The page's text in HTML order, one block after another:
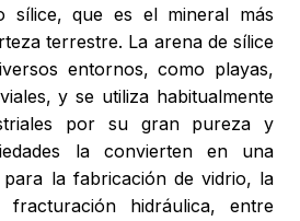
sílice, que es el mineral más
terrestre. La arena de sílice
entornos, como playas,
y se utiliza habitualmente
por su gran pureza y
la convierten en una
para la fabricación de vidrio, la
hidráulica, entre